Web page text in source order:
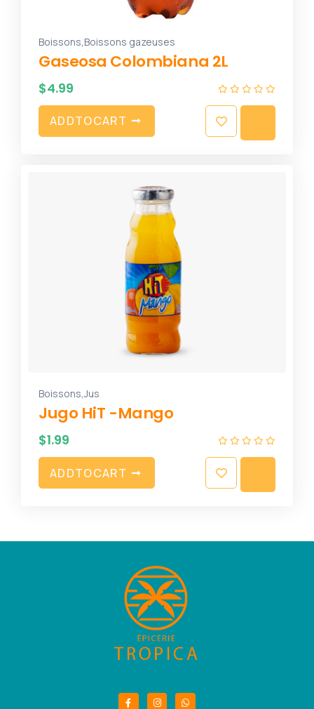
Boissons,Boissons gazeuses
Gaseosa Colombiana 2L
$4.99
ADDTOCART
Boissons,Jus
Jugo HiT -Mango
$1.99
ADDTOCART